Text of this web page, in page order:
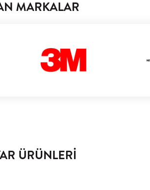
MARKALAR
ÜRÜNLERİ